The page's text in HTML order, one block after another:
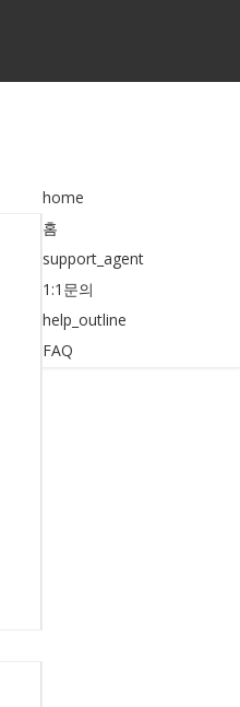
home
홈
support_agent
1:1문의
help_outline
FAQ